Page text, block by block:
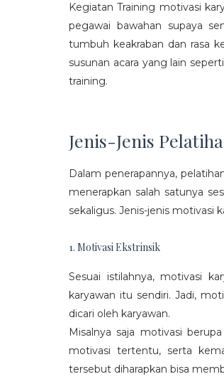
Kegiatan Training motivasi
pegawai bawahan supaya
tumbuh keakraban dan rasa
susunan acara yang lain
training.
Jenis-Jenis
Dalam penerapannya,
menerapkan salah satunya
sekaligus. Jenis-jenis motivasi
1. Motivasi Ekstrinsik
Sesuai istilahnya, motivasi
karyawan itu sendiri. Jadi,
dicari oleh karyawan.
Misalnya saja motivasi
motivasi tertentu, serta
tersebut diharapkan bisa